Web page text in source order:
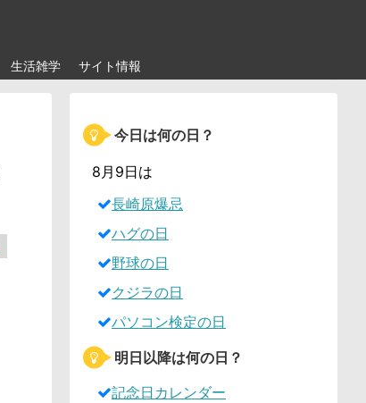
生活雑学 サイト情報
今日は何の日？
8月9日は
長崎原爆忌
ハグの日
野球の日
クジラの日
パソコン検定の日
明日以降は何の日？
記念日カレンダー